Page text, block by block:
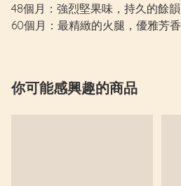
48個月：強烈堅果味，持久的餘韻
60個月：最精緻的火腿，優雅芳香
你可能感興趣的商品